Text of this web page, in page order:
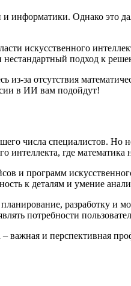
информатики. Однако это
искусственного
подход к
из-за отсутствия
в ИИ вам подойдут!
числа специалистов. Но
интеллекта, где математика
и программ
к деталям и умение
разработку и
потребности
важная и перспективная